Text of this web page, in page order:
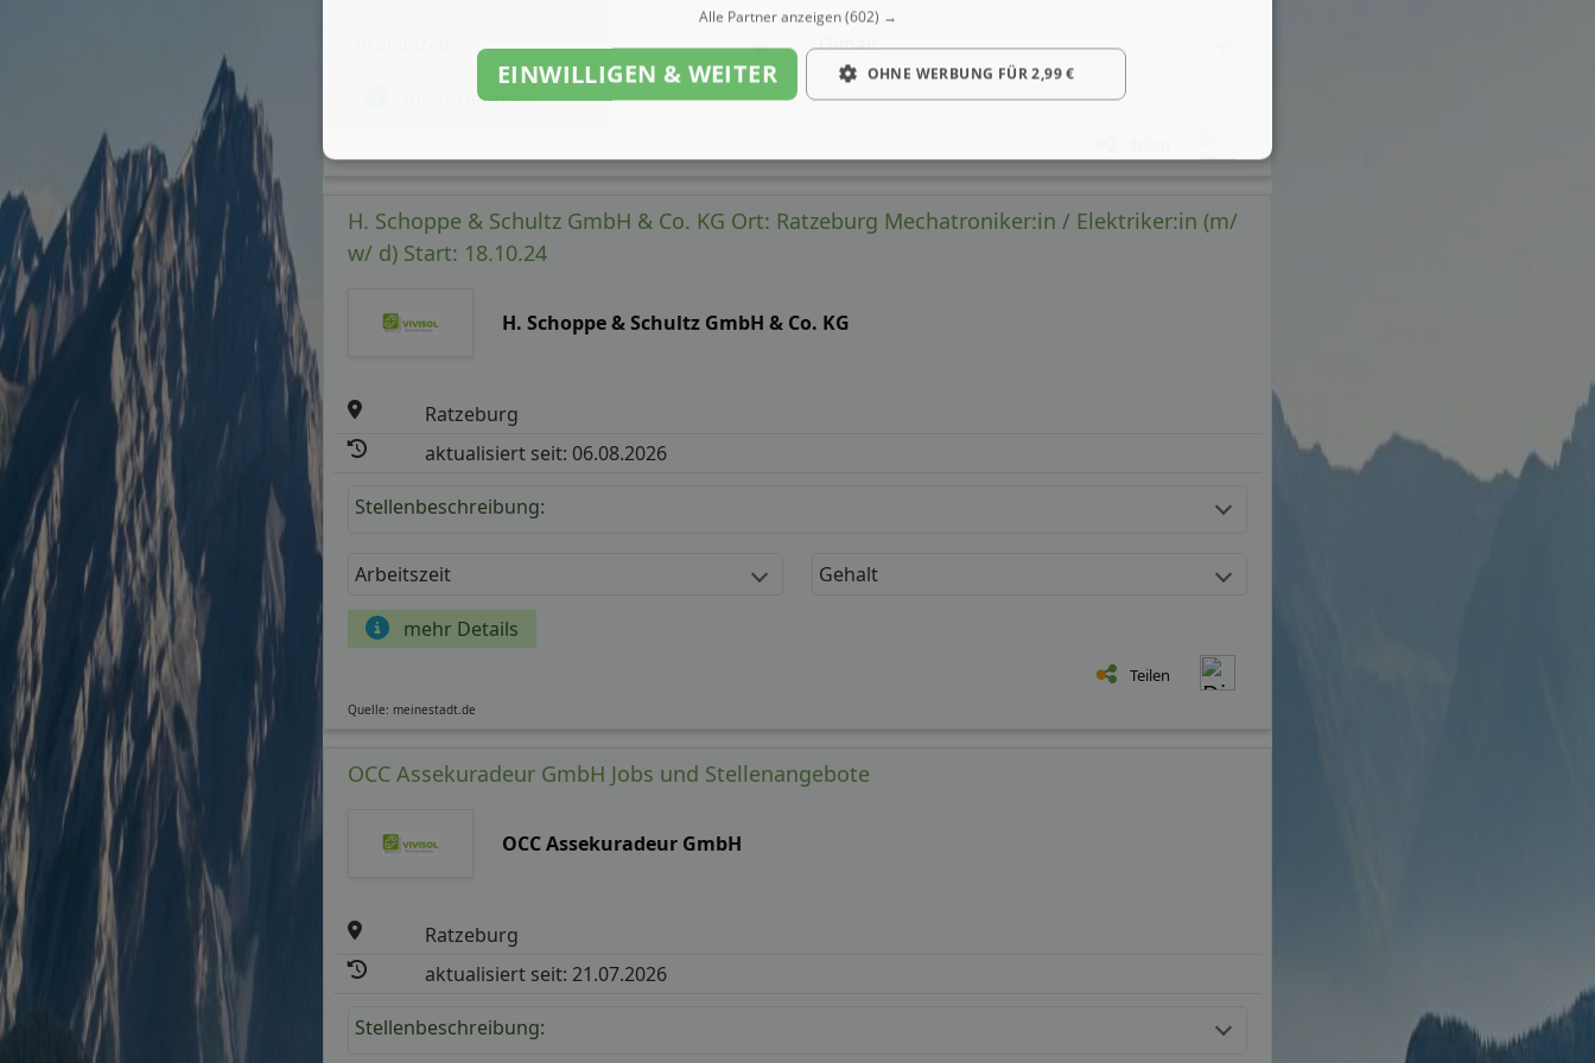
Gehalt
mehr Details
H. Schoppe & Schultz GmbH & Co. KG Ort: Ratzeburg Mechatroniker:in / Elektriker:in (m/
w/ d) Start: 18.10.24
H. Schoppe & Schultz GmbH & Co. KG
Ratzeburg
aktualisiert seit: 06.08.2026
Stellenbeschreibung:
Arbeitszeit Gehalt
mehr Details
Teilen
Quelle: meinestadt.de
OCC Assekuradeur GmbH Jobs und Stellenangebote
OCC Assekuradeur GmbH
Ratzeburg
aktualisiert seit: 21.07.2026
Stellenbeschreibung:
Alle Partner anzeigen(602) →
EINWILLIGEN & WEITER OHNE WERBUNG FÜR 2,99 €